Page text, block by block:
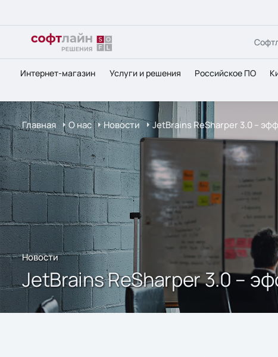
Интернет-магазин Услуги и решения Российское ПО
Главная О нас Новости JetBrains ReSharper 3.0 –
Новости
JetBrains ReSharper 3.0 –